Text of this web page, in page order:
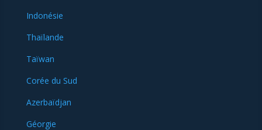
Indonésie
Thaïlande
Taïwan
Corée du Sud
Azerbaïdjan
Géorgie